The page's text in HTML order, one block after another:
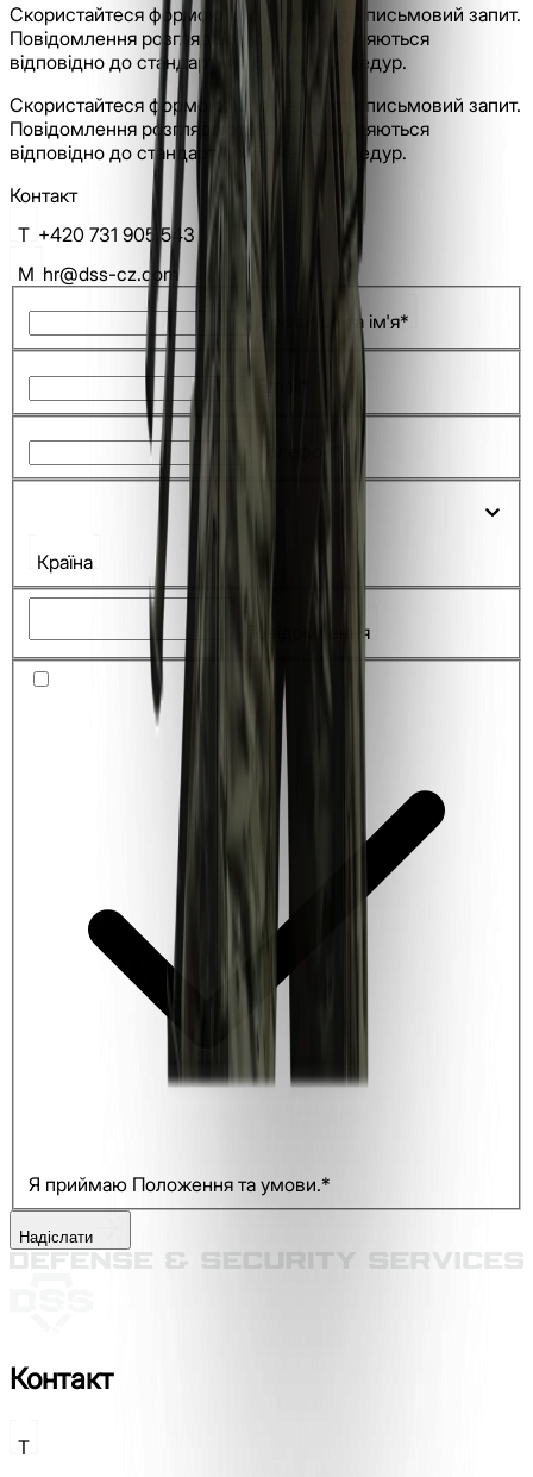
Скористайтеся формою, щоб надіслати письмовий запит.
Повідомлення розглядаються та обробляються
відповідно до стандартних бізнес-процедур.
Скористайтеся формою, щоб надіслати письмовий запит.
Повідомлення розглядаються та обробляються
відповідно до стандартних бізнес-процедур.
Контакт
T +420 731 905 543
M hr@dss-cz.com
Прізвище та ім'я*
Країна
Повідомлення
Я приймаю Положення та умови.*
Надіслати
Контакт
T